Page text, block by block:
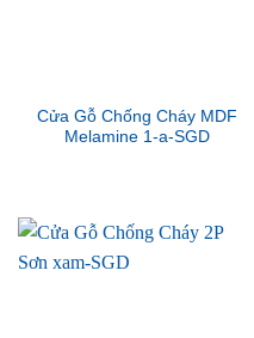
Cửa Gỗ Chống Cháy MDF
Melamine 1-a-SGD